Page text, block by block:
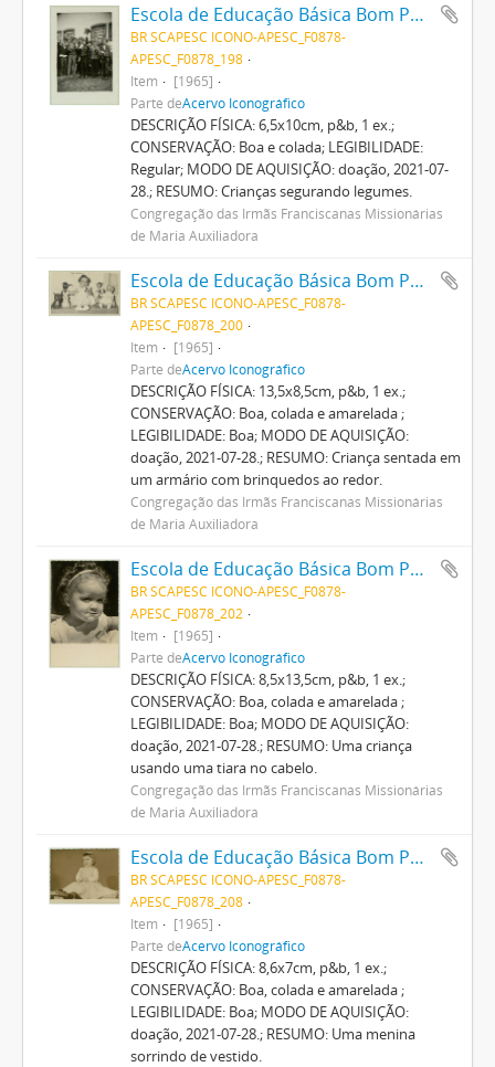
Escola de Educação Básica Bom Pastor
BR SCAPESC ICONO-APESC_F0878-
APESC_F0878_198
Item
[1965]
Parte deAcervo Iconográfico
DESCRIÇÃO FÍSICA: 6,5x10cm, p&b, 1 ex.;
CONSERVAÇÃO: Boa e colada; LEGIBILIDADE:
Regular; MODO DE AQUISIÇÃO: doação, 2021-07-
28.; RESUMO: Crianças segurando legumes.
Congregação das Irmãs Franciscanas Missionárias
de Maria Auxiliadora
Escola de Educação Básica Bom Pastor
BR SCAPESC ICONO-APESC_F0878-
APESC_F0878_200
Item
[1965]
Parte deAcervo Iconográfico
DESCRIÇÃO FÍSICA: 13,5x8,5cm, p&b, 1 ex.;
CONSERVAÇÃO: Boa, colada e amarelada ;
LEGIBILIDADE: Boa; MODO DE AQUISIÇÃO:
doação, 2021-07-28.; RESUMO: Criança sentada em
um armário com brinquedos ao redor.
Congregação das Irmãs Franciscanas Missionárias
de Maria Auxiliadora
Escola de Educação Básica Bom Pastor
BR SCAPESC ICONO-APESC_F0878-
APESC_F0878_202
Item
[1965]
Parte deAcervo Iconográfico
DESCRIÇÃO FÍSICA: 8,5x13,5cm, p&b, 1 ex.;
CONSERVAÇÃO: Boa, colada e amarelada ;
LEGIBILIDADE: Boa; MODO DE AQUISIÇÃO:
doação, 2021-07-28.; RESUMO: Uma criança
usando uma tiara no cabelo.
Congregação das Irmãs Franciscanas Missionárias
de Maria Auxiliadora
Escola de Educação Básica Bom Pastor
BR SCAPESC ICONO-APESC_F0878-
APESC_F0878_208
Item
[1965]
Parte deAcervo Iconográfico
DESCRIÇÃO FÍSICA: 8,6x7cm, p&b, 1 ex.;
CONSERVAÇÃO: Boa, colada e amarelada ;
LEGIBILIDADE: Boa; MODO DE AQUISIÇÃO:
doação, 2021-07-28.; RESUMO: Uma menina
sorrindo de vestido.